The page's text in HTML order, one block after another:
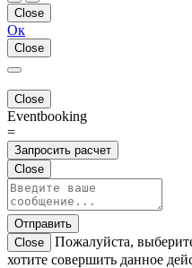
Close
Ок
Close
Close
Eventbooking
=
Запросить расчет
Close
Отправить
Close
Пожалуйста,
хотите совершить данное